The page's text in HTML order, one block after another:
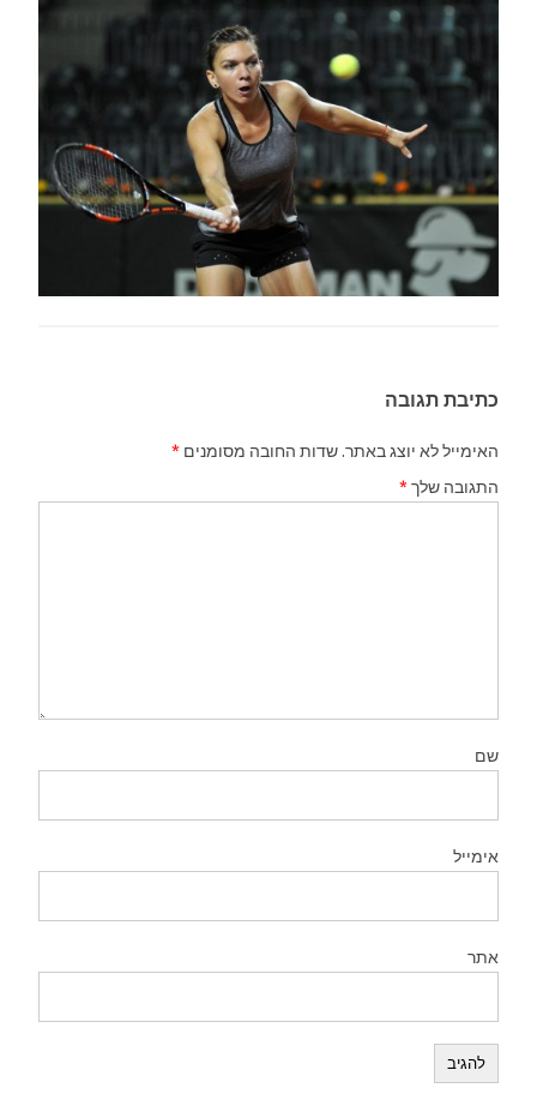
כתיבת תגובה
האימייל לא יוצג באתר.שדות החובה מסומנים *
התגובה שלך *
שם
אימייל
אתר